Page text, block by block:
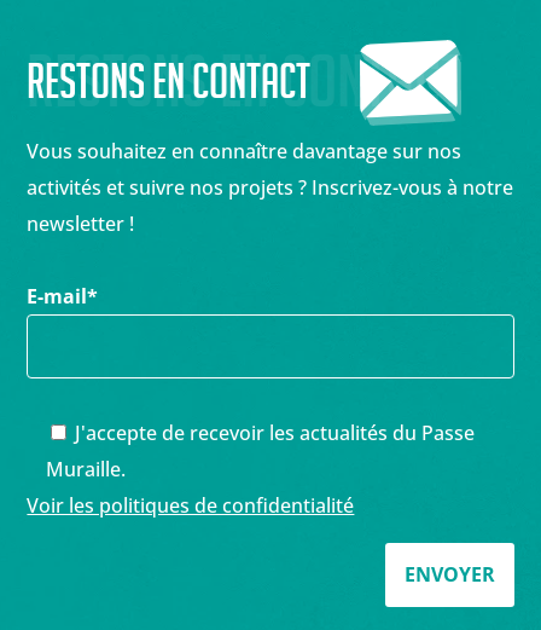
Restons en contact
Restons en contact
Vous souhaitez en connaître davantage sur nos
activités et suivre nos projets ? Inscrivez-vous à notre
newsletter !
E-mail*
J'accepte de recevoir les actualités du Passe
Muraille.
Voir les politiques de confidentialité
ENVOYER